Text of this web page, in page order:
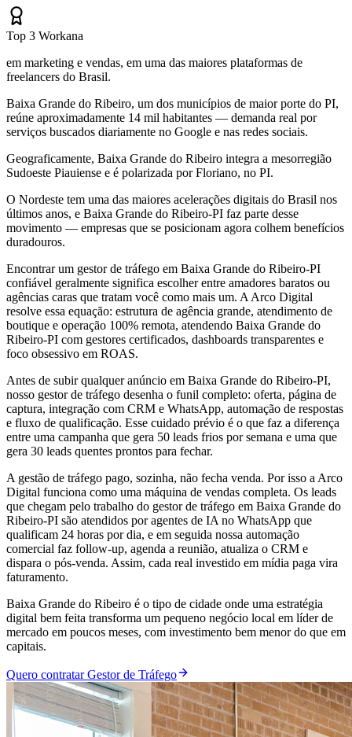
Top 3 Workana
em marketing e vendas, em uma das maiores plataformas de
freelancers do Brasil.
Baixa Grande do Ribeiro, um dos municípios de maior porte do PI,
reúne aproximadamente 14 mil habitantes — demanda real por
serviços buscados diariamente no Google e nas redes sociais.
Geograficamente, Baixa Grande do Ribeiro integra a mesorregião
Sudoeste Piauiense e é polarizada por Floriano, no PI.
O Nordeste tem uma das maiores acelerações digitais do Brasil nos
últimos anos, e Baixa Grande do Ribeiro-PI faz parte desse
movimento — empresas que se posicionam agora colhem benefícios
duradouros.
Encontrar um gestor de tráfego em Baixa Grande do Ribeiro-PI
confiável geralmente significa escolher entre amadores baratos ou
agências caras que tratam você como mais um. A Arco Digital
resolve essa equação: estrutura de agência grande, atendimento de
boutique e operação 100% remota, atendendo Baixa Grande do
Ribeiro-PI com gestores certificados, dashboards transparentes e
foco obsessivo em ROAS.
Antes de subir qualquer anúncio em Baixa Grande do Ribeiro-PI,
nosso gestor de tráfego desenha o funil completo: oferta, página de
captura, integração com CRM e WhatsApp, automação de respostas
e fluxo de qualificação. Esse cuidado prévio é o que faz a diferença
entre uma campanha que gera 50 leads frios por semana e uma que
gera 30 leads quentes prontos para fechar.
A gestão de tráfego pago, sozinha, não fecha venda. Por isso a Arco
Digital funciona como uma máquina de vendas completa. Os leads
que chegam pelo trabalho do gestor de tráfego em Baixa Grande do
Ribeiro-PI são atendidos por agentes de IA no WhatsApp que
qualificam 24 horas por dia, e em seguida nossa automação
comercial faz follow-up, agenda a reunião, atualiza o CRM e
dispara o pós-venda. Assim, cada real investido em mídia paga vira
faturamento.
Baixa Grande do Ribeiro é o tipo de cidade onde uma estratégia
digital bem feita transforma um pequeno negócio local em líder de
mercado em poucos meses, com investimento bem menor do que em
capitais.
Quero contratar Gestor de Tráfego